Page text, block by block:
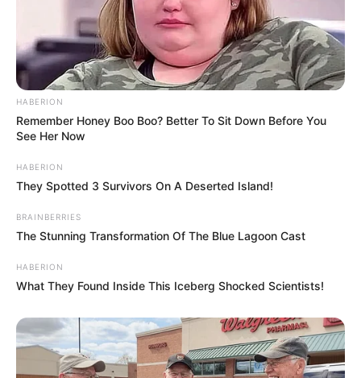
HABERION
Remember Honey Boo Boo? Better To Sit Down Before You
See Her Now
HABERION
They Spotted 3 Survivors On A Deserted Island!
BRAINBERRIES
The Stunning Transformation Of The Blue Lagoon Cast
HABERION
What They Found Inside This Iceberg Shocked Scientists!